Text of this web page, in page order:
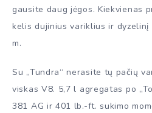
gausite daug jėgos. Kiekvienas
kelis dujinius variklius ir dyzelinį
m.
Su „Tundra“ nerasite tų pačių
viskas V8. 5,7 l agregatas po
381 AG ir 401 lb.-ft. sukimo